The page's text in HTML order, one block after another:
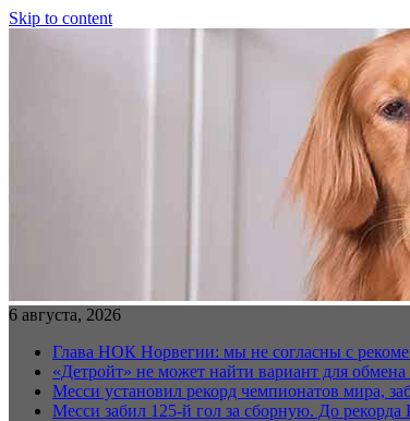
Skip to content
6 августа, 2026
Глава НОК Норвегии: мы не согласны с
«Детройт» не может найти вариант для
Месси установил рекорд чемпионатов мира,
Месси забил 125-й гол за сборную. До рекорда